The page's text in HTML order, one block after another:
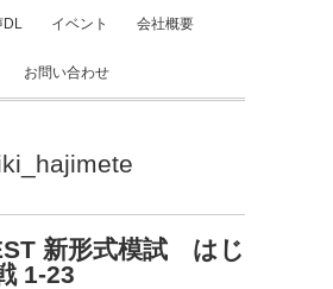
DL イベント 会社概要
お問い合わせ
新形式模試 はじ
1-23